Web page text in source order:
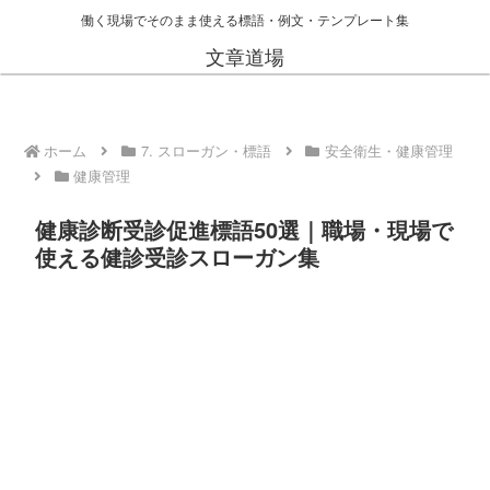
働く現場でそのまま使える標語・例文・テンプレート集
文章道場
ホーム 7. スローガン・標語
安全衛生・健康管理
健康管理
健康診断受診促進標語50選｜職場・現場で
使える健診受診スローガン集